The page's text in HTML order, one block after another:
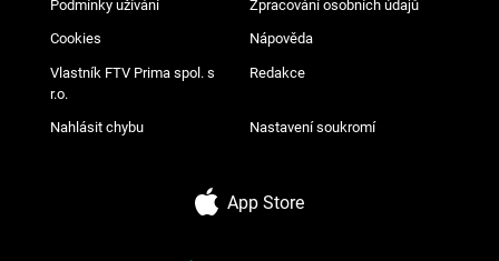
Podmínky užívání Zpracování osobních údajů
Cookies Nápověda
Vlastník FTV Prima spol. s
r.o.
Redakce
Nahlásit chybu Nastavení soukromí
App Store